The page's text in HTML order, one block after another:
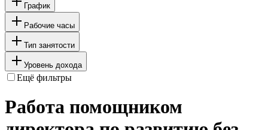
График
Рабочие часы
Тип занятости
Уровень дохода
Ещё фильтры
Работа помощником